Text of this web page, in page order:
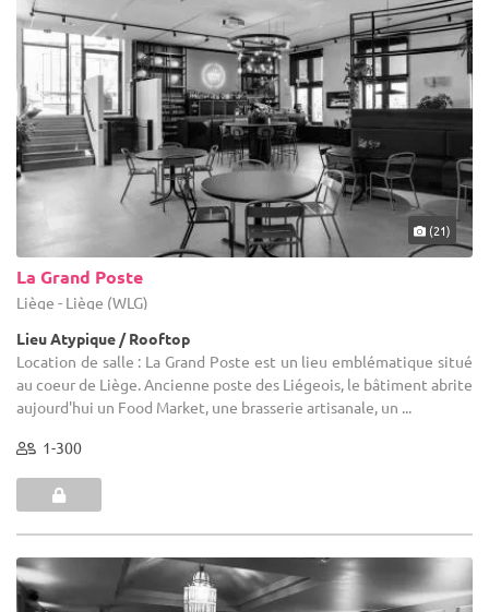
(21)
La Grand Poste
Liège - Liège (WLG)
Lieu Atypique / Rooftop
Location de salle : La Grand Poste est un lieu emblématique situé
au coeur de Liège. Ancienne poste des Liégeois, le bâtiment abrite
aujourd'hui un Food Market, une brasserie artisanale, un ...
1-300